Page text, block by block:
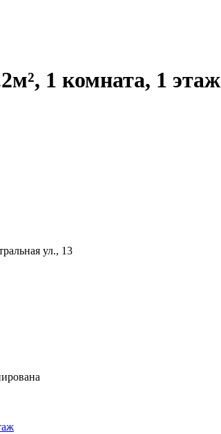
1 комната, 1 этаж
ул., 13